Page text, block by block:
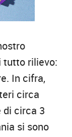
tutto rilievo:
In cifra,
circa
di circa 3
si sono